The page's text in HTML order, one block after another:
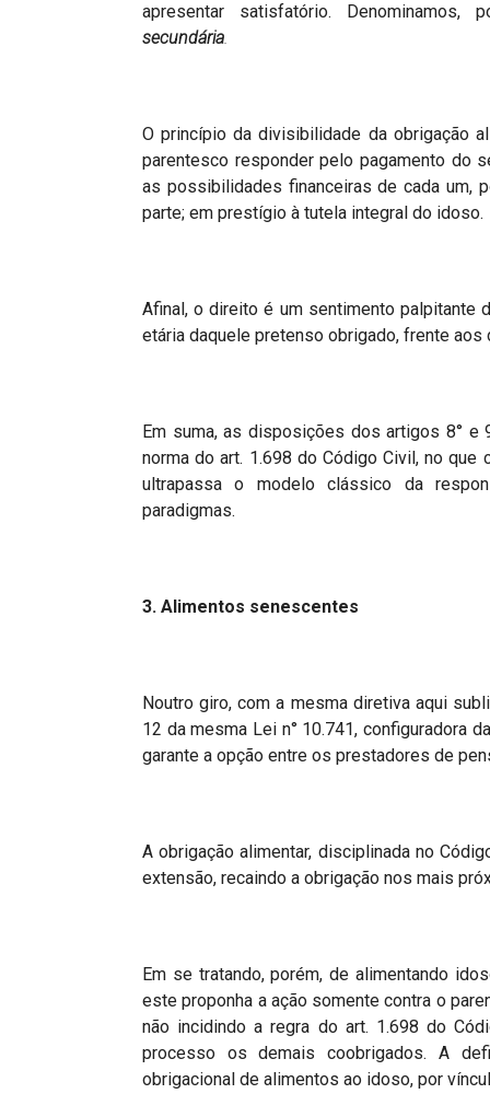
apresentar satisfatório. Denominamos,
secundária.
O princípio da divisibilidade da obrigação
parentesco responder pelo pagamento do
as possibilidades financeiras de cada um,
parte; em prestígio à tutela integral do idoso.
Afinal, o direito é um sentimento palpitante
etária daquele pretenso obrigado, frente
Em suma, as disposições dos artigos 8° e
norma do art. 1.698 do Código Civil, no
ultrapassa o modelo clássico da
paradigmas.
3. Alimentos senescentes
Noutro giro, com a mesma diretiva aqui
12 da mesma Lei n° 10.741, configuradora
garante a opção entre os prestadores de
A obrigação alimentar, disciplinada no
extensão, recaindo a obrigação nos mais
Em se tratando, porém, de alimentando
este proponha a ação somente contra o
não incidindo a regra do art. 1.698 do
processo os demais coobrigados. A
obrigacional de alimentos ao idoso, por